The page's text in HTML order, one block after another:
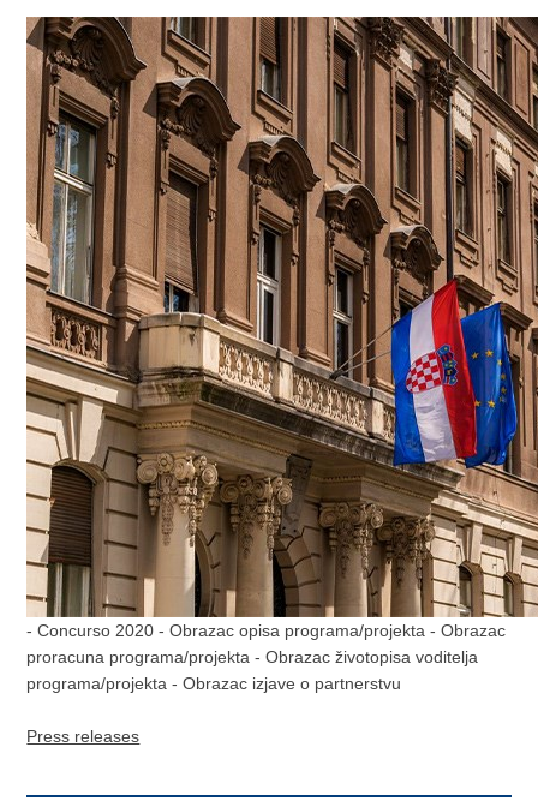
- Concurso 2020 - Obrazac opisa programa/projekta - Obrazac
proracuna programa/projekta - Obrazac životopisa voditelja
programa/projekta - Obrazac izjave o partnerstvu
Press releases